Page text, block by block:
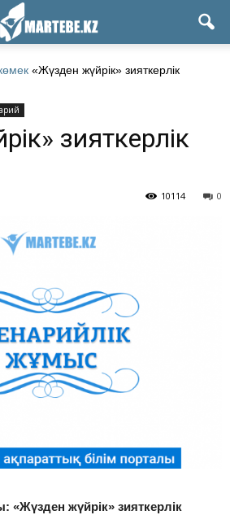
«Жүзден жүйрік» зияткерлік
зияткерлік
0
10114
жүйрік» зияткерлік